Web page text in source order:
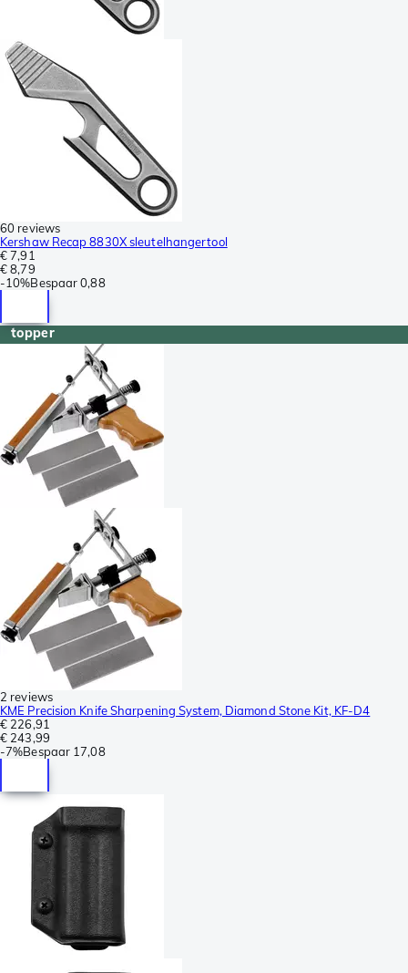
60 reviews
Kershaw Recap 8830X sleutelhangertool
€ 7,91
€ 8,79
-10%Bespaar 0,88
topper
2 reviews
KME Precision Knife Sharpening System, Diamond Stone Kit, KF-D4
€ 226,91
€ 243,99
-7%Bespaar 17,08